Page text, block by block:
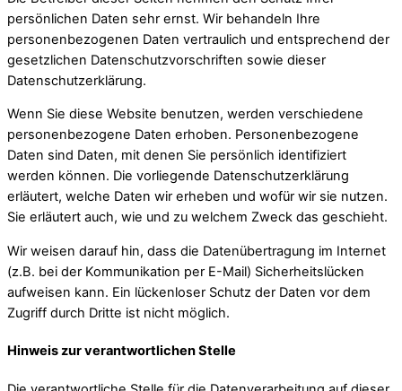
persönlichen Daten sehr ernst. Wir behandeln Ihre
personenbezogenen Daten vertraulich und entsprechend der
gesetzlichen Datenschutzvorschriften sowie dieser
Datenschutzerklärung.
Wenn Sie diese Website benutzen, werden verschiedene
personenbezogene Daten erhoben. Personenbezogene
Daten sind Daten, mit denen Sie persönlich identifiziert
werden können. Die vorliegende Datenschutzerklärung
erläutert, welche Daten wir erheben und wofür wir sie nutzen.
Sie erläutert auch, wie und zu welchem Zweck das geschieht.
Wir weisen darauf hin, dass die Datenübertragung im Internet
(z.B. bei der Kommunikation per E-Mail) Sicherheitslücken
aufweisen kann. Ein lückenloser Schutz der Daten vor dem
Zugriff durch Dritte ist nicht möglich.
Hinweis zur verantwortlichen Stelle